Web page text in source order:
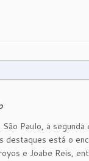
Paulo, a segunda
destaques está o
e Joabe Reis,